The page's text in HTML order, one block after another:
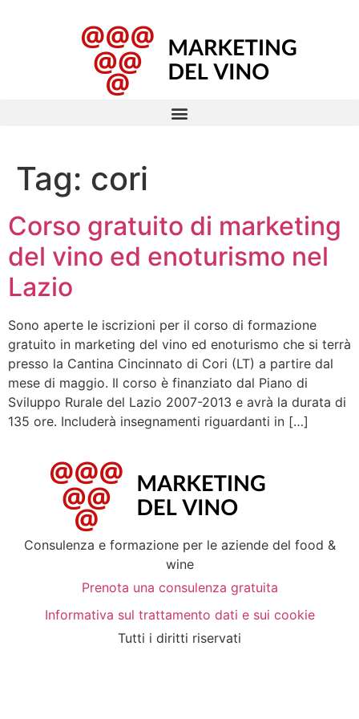
Tag: cori
Corso gratuito di marketing
del vino ed enoturismo nel
Lazio
Sono aperte le iscrizioni per il corso di formazione
gratuito in marketing del vino ed enoturismo che si terrà
presso la Cantina Cincinnato di Cori (LT) a partire dal
mese di maggio. Il corso è finanziato dal Piano di
Sviluppo Rurale del Lazio 2007-2013 e avrà la durata di
135 ore. Includerà insegnamenti riguardanti in […]
Consulenza e formazione per le aziende del food &
wine
Prenota una consulenza gratuita
Informativa sul trattamento dati e sui cookie
Tutti i diritti riservati